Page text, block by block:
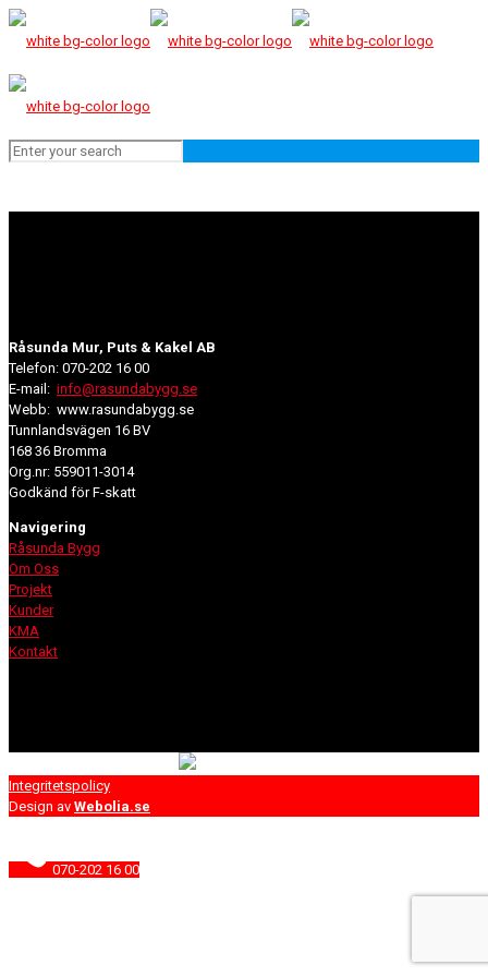
Råsunda Mur, Puts & Kakel AB
Telefon: 070-202 16 00
E-mail: info@rasundabygg.se
Webb: www.rasundabygg.se
Tunnlandsvägen 16 BV
168 36 Bromma
Org.nr: 559011-3014
Godkänd för F-skatt
Navigering
Råsunda Bygg
Om Oss
Projekt
Kunder
KMA
Kontakt
Integritetspolicy
Design av Webolia.se
070-202 16 00